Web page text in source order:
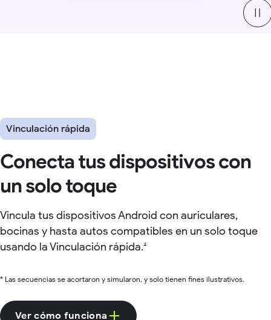
Vinculación rápida
Conecta tus dispositivos con
un solo toque
Vincula tus dispositivos Android con auriculares,
bocinas y hasta autos compatibles en un solo toque
usando la Vinculación rápida.4
* Las secuencias se acortaron y simularon, y solo tienen fines ilustrativos.
Ver cómo funciona